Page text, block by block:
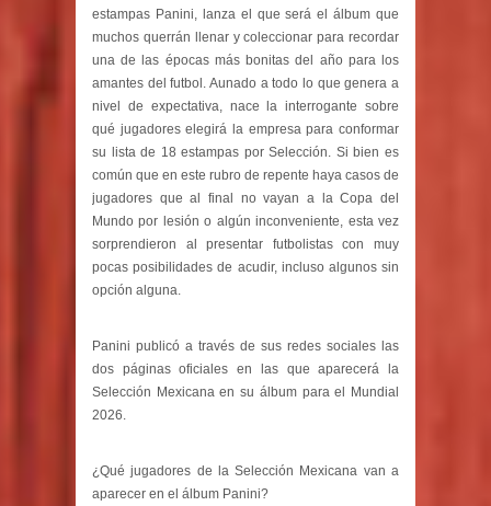
estampas Panini, lanza el que será el álbum que
muchos querrán llenar y coleccionar para recordar
una de las épocas más bonitas del año para los
amantes del futbol. Aunado a todo lo que genera a
nivel de expectativa, nace la interrogante sobre
qué jugadores elegirá la empresa para conformar
su lista de 18 estampas por Selección. Si bien es
común que en este rubro de repente haya casos de
jugadores que al final no vayan a la Copa del
Mundo por lesión o algún inconveniente, esta vez
sorprendieron al presentar futbolistas con muy
pocas posibilidades de acudir, incluso algunos sin
opción alguna.
Panini publicó a través de sus redes sociales las
dos páginas oficiales en las que aparecerá la
Selección Mexicana en su álbum para el Mundial
2026.
¿Qué jugadores de la Selección Mexicana van a
aparecer en el álbum Panini?